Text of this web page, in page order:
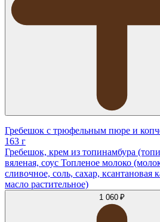
Гребешок с трюфельным пюре и
163 г
Гребешок, крем из топинамбура
вяленая, соус Топленое молоко
сливочное, соль, сахар,
масло растительное)
1 060 ₽